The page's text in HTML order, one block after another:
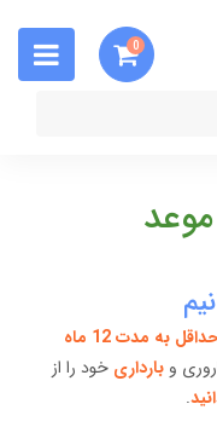
0
حداقل به مدت 12 ماه
و بارداری خود را از
.